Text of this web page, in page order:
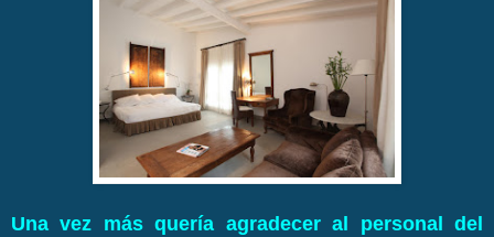
Una vez más quería agradecer al personal del